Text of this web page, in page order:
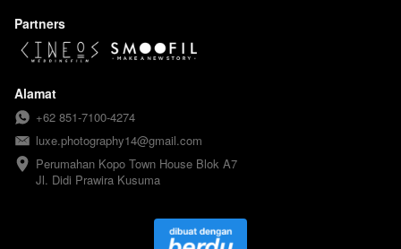
Partners
Alamat
+62 851-7100-4274
luxe.photography14@gmail.com
Perumahan Kopo Town House Blok A7
Jl. Didi Prawira Kusuma